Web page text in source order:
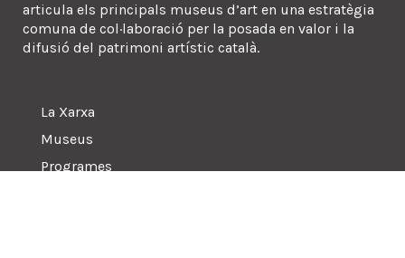
articula els principals museus d’art en una estratègia
comuna de col·laboració per la posada en valor i la
difusió del patrimoni artístic català.
La Xarxa
Museus
Programes